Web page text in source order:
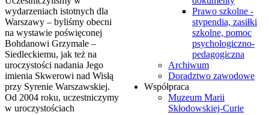
Prawo szkolne -
stypendia, zasiłki
szkolne, pomoc
psychologiczno-
pedagogiczna
Archiwum
Doradztwo zawodowe
Współpraca
Muzeum Marii
Skłodowskiej-Curie
wydarzeniach istotnych dla
Warszawy – byliśmy obecni
na wystawie poświęconej
Bohdanowi Grzymale –
Siedleckiemu, jak też na
uroczystości nadania Jego
imienia Skwerowi nad Wisłą
przy Syrenie Warszawskiej.
Od 2004 roku, uczestniczymy
w uroczystościach